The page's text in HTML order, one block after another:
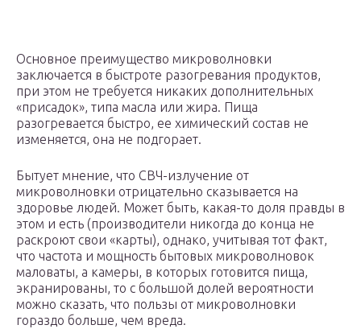
Основное преимущество микроволновки
заключается в быстроте разогревания продуктов,
при этом не требуется никаких дополнительных
«присадок», типа масла или жира. Пища
разогревается быстро, ее химический состав не
изменяется, она не подгорает.
Бытует мнение, что СВЧ-излучение от
микроволновки отрицательно сказывается на
здоровье людей. Может быть, какая-то доля правды в
этом и есть (производители никогда до конца не
раскроют свои «карты), однако, учитывая тот факт,
что частота и мощность бытовых микроволновок
маловаты, а камеры, в которых готовится пища,
экранированы, то с большой долей вероятности
можно сказать, что пользы от микроволновки
гораздо больше, чем вреда.